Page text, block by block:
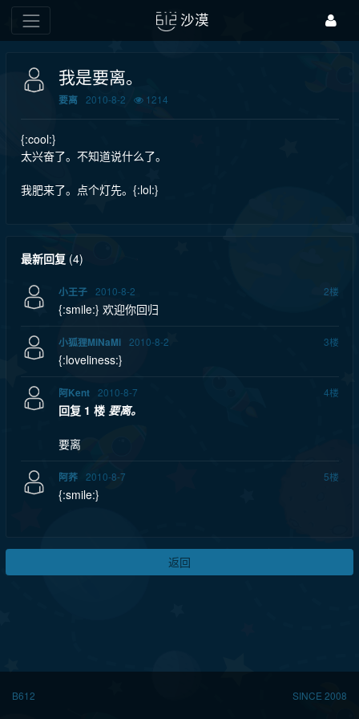
沙漠
我是要离。
要离 2010-8-2 1214
{:cool:}
太兴奋了。不知道说什么了。
我肥来了。点个灯先。{:lol:}
最新回复(4)
小王子 2010-8-2 2楼
{:smile:} 欢迎你回归
小狐狸MiNaMi 2010-8-2 3楼
{:loveliness:}
阿Kent 2010-8-7 4楼
回复 1 楼要离。
要离
阿荞 2010-8-7 5楼
{:smile:}
返回
B612 SINCE 2008